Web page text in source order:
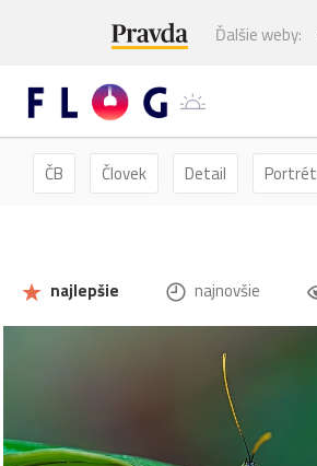
Ďalšie weby:
ČB Človek Detail Portrét
najlepšie najnovšie